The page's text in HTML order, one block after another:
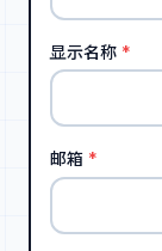
显示名称 *
邮箱 *